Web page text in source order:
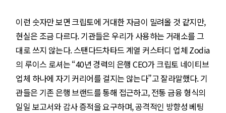
이런 숫자만 보면 크립토에 거대한 자금이 밀려올 것 같지만,
현실은 조금 다르다. 기관들은 우리가 사용하는 거래소를 그
대로 쓰지 않는다. 스탠다드차타드 계열 커스터디 업체 Zodia
의 루이스 로셔는 “40년 경력의 은행 CEO가 크립토 네이티브
업체 하나에 자기 커리어를 걸지는 않는다”고 잘라말했다. 기
관들은 기존 은행 브랜드를 통해 접근하고, 전통 금융 형식의
일일 보고서와 감사 증적을 요구하며, 공격적인 방향성 베팅